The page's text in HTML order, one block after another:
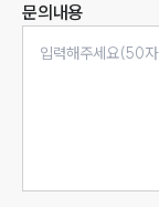
문의내용